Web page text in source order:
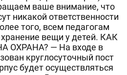
ваше внимание, что
никакой ответственности
того, всем педагогам
вещи у детей. КАК
ОХРАНА? — На входе в
круглосуточный пост
будет осуществляться